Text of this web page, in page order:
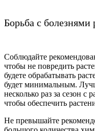
Борьба с болезнями
Соблюдайте
чтобы не повредить
будете обрабатывать
будет минимальным.
несколько раз за сезон
чтобы обеспечить
Не превышайте